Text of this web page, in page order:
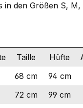
in den Größen S,
Taille Hüfte
68 cm 94 cm
72 cm 99 cm